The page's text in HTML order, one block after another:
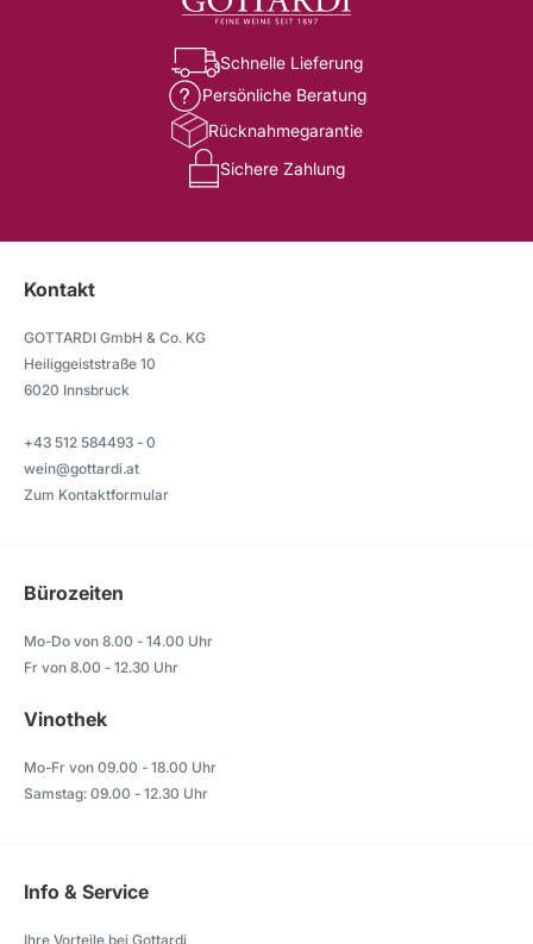
Schnelle Lieferung
Persönliche Beratung
Rücknahmegarantie
Sichere Zahlung
Kontakt
GOTTARDI GmbH & Co. KG
Heiliggeiststraße 10
6020 Innsbruck
+43 512 584493 - 0
wein@gottardi.at
Zum Kontaktformular
Bürozeiten
Mo-Do von 8.00 - 14.00 Uhr
Fr von 8.00 - 12.30 Uhr
Vinothek
Mo-Fr von 09.00 - 18.00 Uhr
Samstag: 09.00 - 12.30 Uhr
Info & Service
Ihre Vorteile bei Gottardi